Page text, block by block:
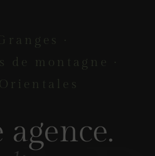
·
de montagne ·
agence.